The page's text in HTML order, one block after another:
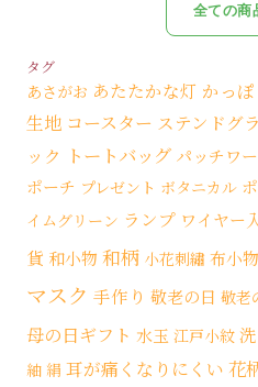
全ての商
タグ
あさがお あたたかな灯 かっ
生地 コースター ステンドグ
ック トートバッグ パッチワ
ポーチ プレゼント ボタニカル
イムグリーン ランプ ワイヤー
貨 和小物 和柄 小花刺繡 布小物
マスク 手作り 敬老の日 敬老
母の日ギフト 水玉 江戸小紋
紬 絹 耳が痛くなりにくい 花